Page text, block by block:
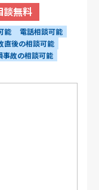
談無料
能
電話相談可能
直後の相談可能
事故の相談可能